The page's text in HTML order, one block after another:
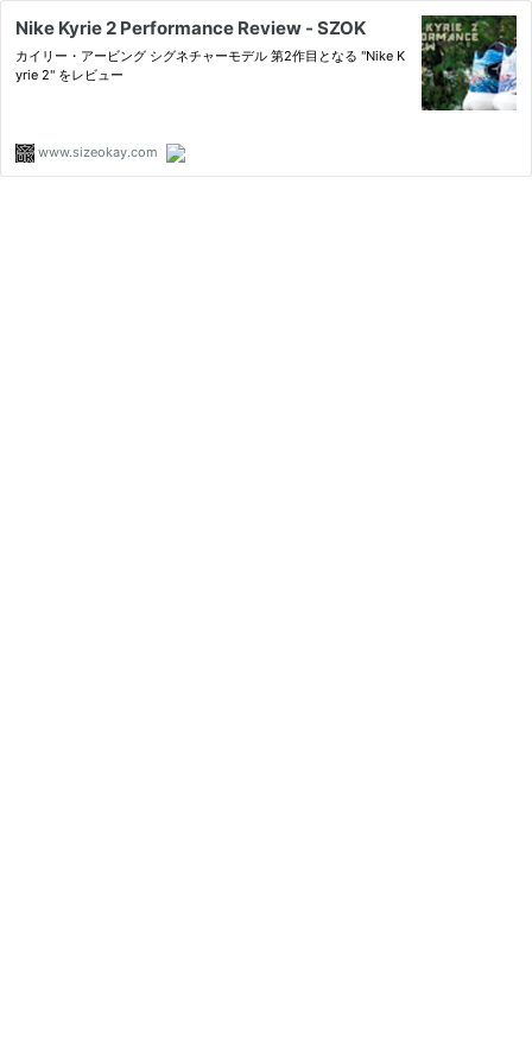
Nike Kyrie 2 Performance Review - SZOK
カイリー・アービング シグネチャーモデル 第2作目となる "Nike K
yrie 2" をレビュー
www.sizeokay.com